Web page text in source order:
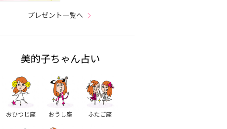
プレゼント一覧へ
美的子ちゃん占い
おひつじ座 おうし座 ふたご座